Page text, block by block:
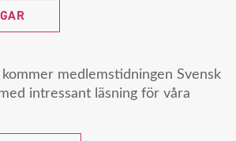
medlemstidningen Svensk
intressant läsning för våra